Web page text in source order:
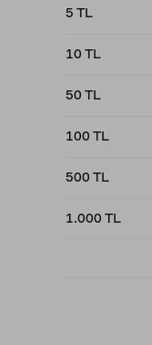
5 TL
10 TL
50 TL
100 TL
500 TL
1.000 TL